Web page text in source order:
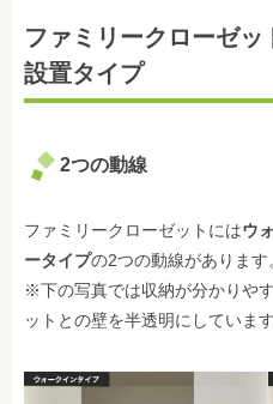
ファミリークローゼ
設置タイプ
2つの動線
ファミリークローゼットにはウ
ータイプの2つの動線があります
※下の写真では収納が分かりや
ットとの壁を半透明にしています